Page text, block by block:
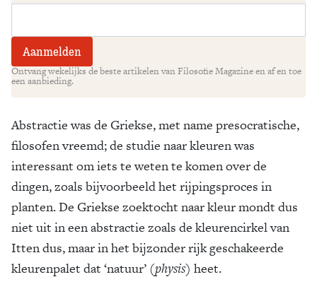
Ontvang wekelijks de beste artikelen van Filosofie Magazine en af en toe
een aanbieding.
Abstractie was de Griekse, met name presocratische,
filosofen vreemd; de studie naar kleuren was
interessant om iets te weten te komen over de
dingen, zoals bijvoorbeeld het rij­pingspro­ces in
planten. De Griekse zoektocht naar kleur mondt dus
niet uit in een abstrac­tie zoals de kleurencirkel van
Itten dus, maar in het bij­zon­der rijk geschakeerde
kleurenpa­let dat ‘natu­ur’ (physis) heet.